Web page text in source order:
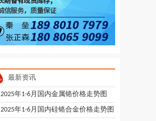
最新资讯
2025年1-6月国内金属铬价格走势图
2025年1-6月国内硅铬合金价格走势图